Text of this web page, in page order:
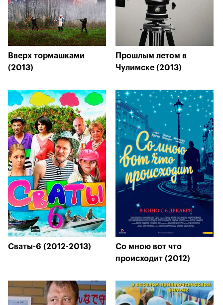
Вверх тормашками
(2013)
Прошлым летом в
Чулимске (2013)
Сваты-6 (2012-2013)
Со мною вот что
происходит (2012)